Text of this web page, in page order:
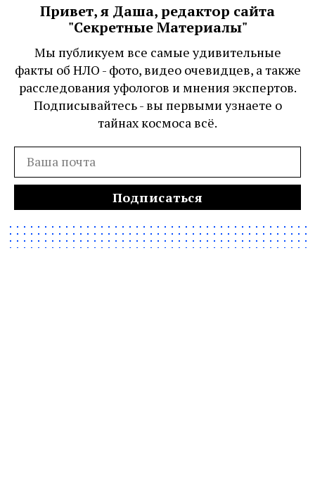
Привет, я Даша, редактор сайта
"Секретные Материалы"
Мы публикуем все самые удивительные
факты об НЛО - фото, видео очевидцев, а также
расследования уфологов и мнения экспертов.
Подписывайтесь - вы первыми узнаете о
тайнах космоса всё.
Подписаться